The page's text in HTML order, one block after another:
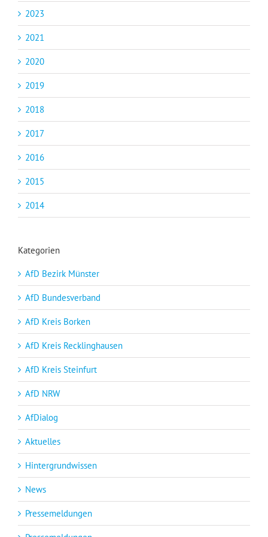
2023
2021
2020
2019
2018
2017
2016
2015
2014
Kategorien
AfD Bezirk Münster
AfD Bundesverband
AfD Kreis Borken
AfD Kreis Recklinghausen
AfD Kreis Steinfurt
AfD NRW
AfDialog
Aktuelles
Hintergrundwissen
News
Pressemeldungen